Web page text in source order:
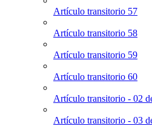
Artículo transitorio 57
Artículo transitorio 58
Artículo transitorio 59
Artículo transitorio 60
Artículo transitorio - 02
Artículo transitorio - 03